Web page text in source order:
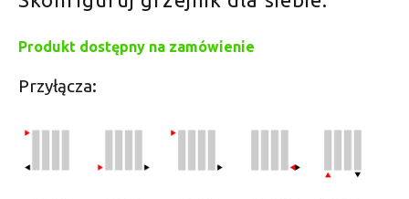
Produkt dostępny na zamówienie
Przyłącza: